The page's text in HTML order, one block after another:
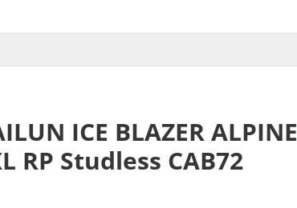
ICE BLAZER ALPINE
RP Studless CAB72